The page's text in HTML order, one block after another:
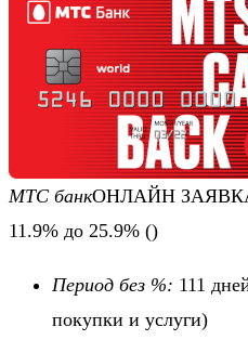
МТС банкОНЛАЙН
11.9% до 25.9% ()
Период без %: 111
покупки и услуги)